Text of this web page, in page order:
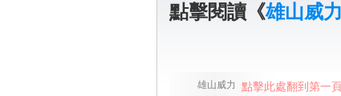
點擊閱讀《雄山威力
雄山威力 點擊此處翻到第一